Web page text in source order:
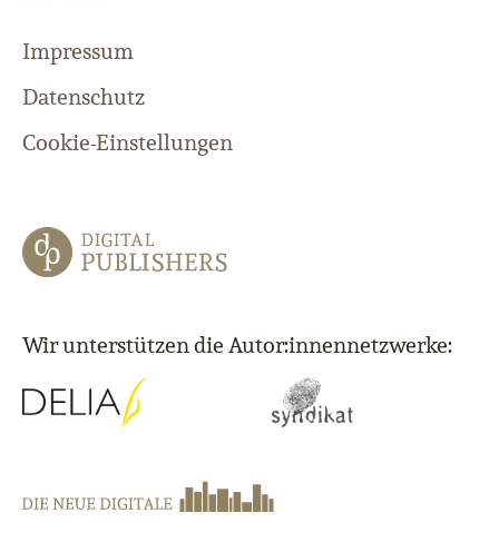
Impressum
Datenschutz
Cookie-Einstellungen
Wir unterstützen die Autor:innennetzwerke: